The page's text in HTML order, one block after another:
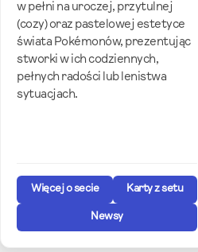
w pełni na uroczej, przytulnej
(cozy) oraz pastelowej estetyce
świata Pokémonów, prezentując
stworki w ich codziennych,
pełnych radości lub lenistwa
sytuacjach.
Więcej o secie Karty z setu
Newsy